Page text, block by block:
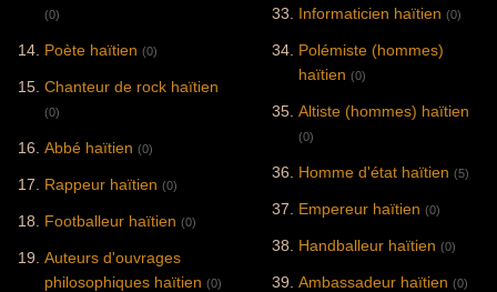
(0)
Poète haïtien (0)
Chanteur de rock haïtien
(0)
Abbé haïtien (0)
Rappeur haïtien (0)
Footballeur haïtien (0)
Auteurs d'ouvrages
philosophiques haïtien (0)
Informaticien haïtien (0)
Polémiste (hommes)
haïtien (0)
Altiste (hommes) haïtien
(0)
Homme d'état haïtien (5)
Empereur haïtien (0)
Handballeur haïtien (0)
Ambassadeur haïtien (0)